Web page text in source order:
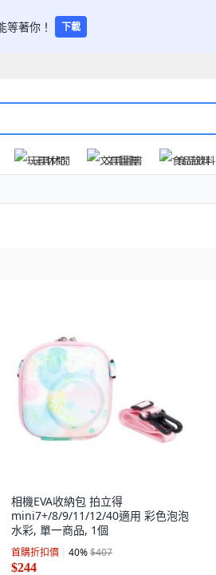
等著你！ 下載
玩具休閒 文具圖書 食品飲料
相機EVA收納包 拍立得
mini7+/8/9/11/12/40適用 彩色泡泡
水彩, 單一商品, 1個
首購折扣價 40%$407
$244